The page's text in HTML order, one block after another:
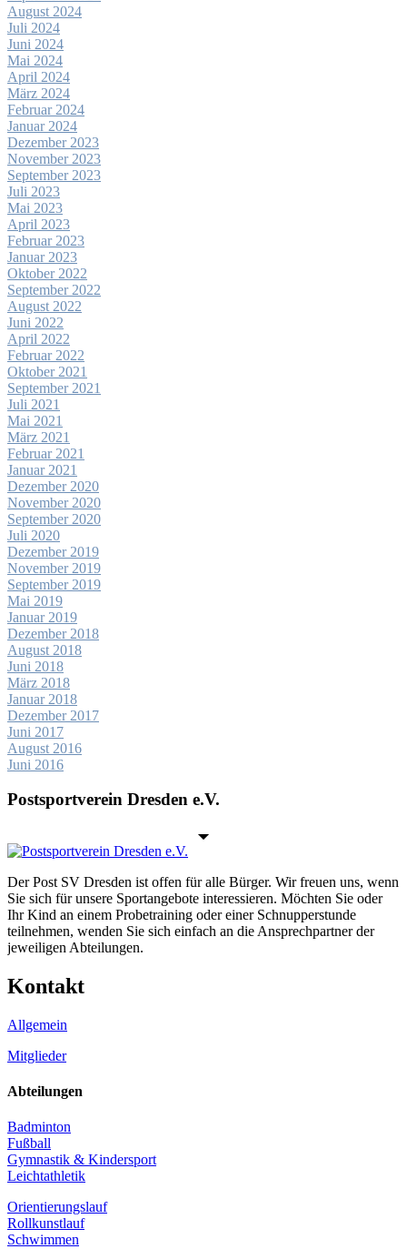
August 2024
Juli 2024
Juni 2024
Mai 2024
April 2024
März 2024
Februar 2024
Januar 2024
Dezember 2023
November 2023
September 2023
Juli 2023
Mai 2023
April 2023
Februar 2023
Januar 2023
Oktober 2022
September 2022
August 2022
Juni 2022
April 2022
Februar 2022
Oktober 2021
September 2021
Juli 2021
Mai 2021
März 2021
Februar 2021
Januar 2021
Dezember 2020
November 2020
September 2020
Juli 2020
Dezember 2019
November 2019
September 2019
Mai 2019
Januar 2019
Dezember 2018
August 2018
Juni 2018
März 2018
Januar 2018
Dezember 2017
Juni 2017
August 2016
Juni 2016
Postsportverein Dresden e.V.
Der Post SV Dresden ist offen für alle Bürger. Wir freuen uns, wenn
Sie sich für unsere Sportangebote interessieren. Möchten Sie oder
Ihr Kind an einem Probetraining oder einer Schnupperstunde
teilnehmen, wenden Sie sich einfach an die Ansprechpartner der
jeweiligen Abteilungen.
Kontakt
Allgemein
Mitglieder
Abteilungen
Badminton
Fußball
Gymnastik & Kindersport
Leichtathletik
Orientierungslauf
Rollkunstlauf
Schwimmen